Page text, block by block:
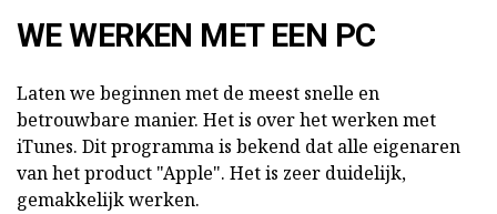
WE WERKEN MET EEN PC
Laten we beginnen met de meest snelle en
betrouwbare manier. Het is over het werken met
iTunes. Dit programma is bekend dat alle eigenaren
van het product "Apple". Het is zeer duidelijk,
gemakkelijk werken.